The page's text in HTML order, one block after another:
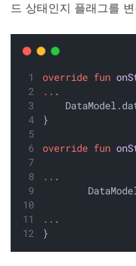
드 상태인지 플래그를
override fun
.. .
}
override fun
.. .
.. .
}